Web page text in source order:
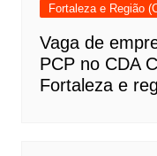
Fortaleza e Região
Vaga de
PCP no CDA
Fortaleza e